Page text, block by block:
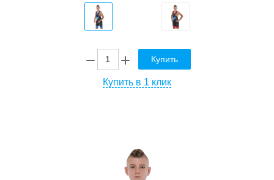
Купить
Купить в 1 клик